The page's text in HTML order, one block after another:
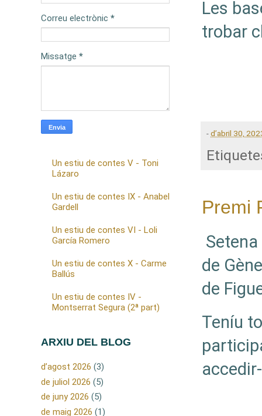
Les
trobar
-d’abril 30,
Premi
de
de
Teníu
Correu electrònic *
Missatge *
Un estiu de contes V - Toni
Lázaro
Un estiu de contes IX - Anabel
Gardell
Un estiu de contes VI - Loli
García Romero
Un estiu de contes X - Carme
Ballús
Un estiu de contes IV -
Montserrat Segura (2ª part)
ARXIU DEL BLOG
d’agost 2026 (3)
de juliol 2026 (5)
de juny 2026 (5)
de maig 2026 (1)